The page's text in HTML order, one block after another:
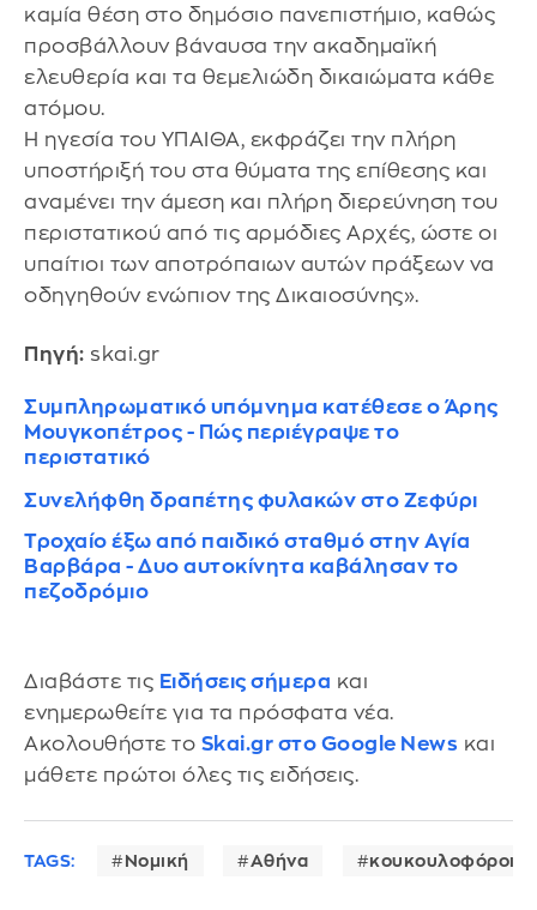
καμία θέση στο δημόσιο πανεπιστήμιο, καθώς
προσβάλλουν βάναυσα την ακαδημαϊκή
ελευθερία και τα θεμελιώδη δικαιώματα κάθε
ατόμου.
Η ηγεσία του ΥΠΑΙΘΑ, εκφράζει την πλήρη
υποστήριξή του στα θύματα της επίθεσης και
αναμένει την άμεση και πλήρη διερεύνηση του
περιστατικού από τις αρμόδιες Αρχές, ώστε οι
υπαίτιοι των αποτρόπαιων αυτών πράξεων να
οδηγηθούν ενώπιον της Δικαιοσύνης».
Πηγή: skai.gr
Συμπληρωματικό υπόμνημα κατέθεσε ο Άρης
Μουγκοπέτρος - Πώς περιέγραψε το
περιστατικό
Συνελήφθη δραπέτης φυλακών στο Ζεφύρι
Τροχαίο έξω από παιδικό σταθμό στην Αγία
Βαρβάρα - Δυο αυτοκίνητα καβάλησαν το
πεζοδρόμιο
Διαβάστε τις Ειδήσεις σήμερα και
ενημερωθείτε για τα πρόσφατα νέα.
Ακολουθήστε το Skai.gr στο Google News και
μάθετε πρώτοι όλες τις ειδήσεις.
TAGS: Νομική Αθήνα κουκουλοφόροι